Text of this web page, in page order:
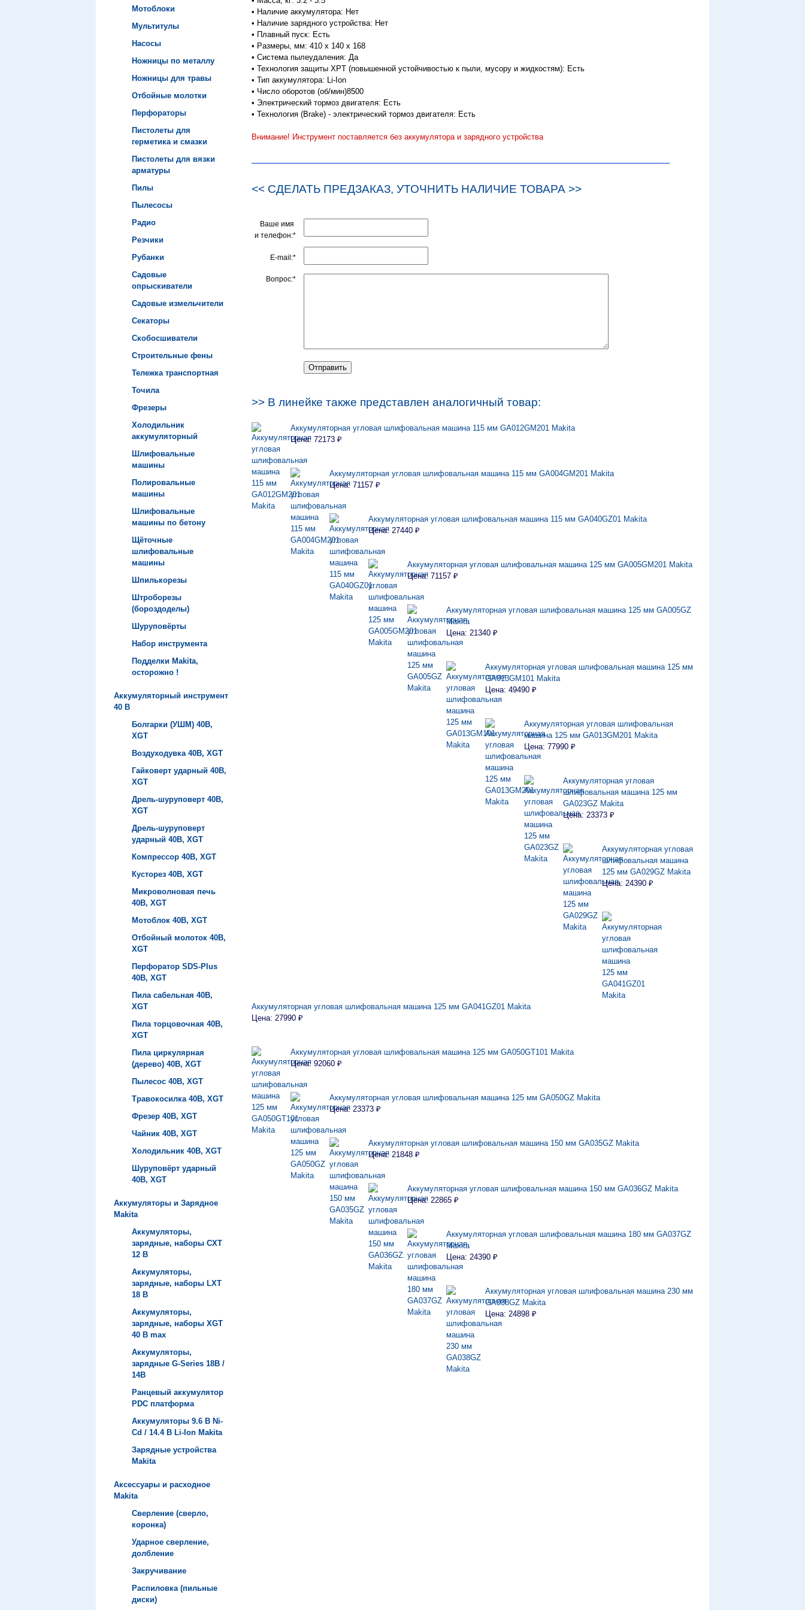
Мотоблоки
Мультитулы
Насосы
Ножницы по металлу
Ножницы для травы
Отбойные молотки
Перфораторы
Пистолеты для
герметика и смазки
Пистолеты для вязки
арматуры
Пилы
Пылесосы
Радио
Резчики
Рубанки
Садовые
опрыскиватели
Садовые измельчители
Секаторы
Скобосшиватели
Строительные фены
Тележка транспортная
Точила
Фрезеры
Холодильник
аккумуляторный
Шлифовальные
машины
Полировальные
машины
Шлифовальные
машины по бетону
Щёточные
шлифовальные
машины
Шпилькорезы
Штроборезы
(бороздоделы)
Шуруповёрты
Набор инструмента
Подделки Makita,
осторожно !
Аккумуляторный инструмент
40 B
Болгарки (УШМ) 40B,
XGT
Воздуходувка 40B, XGT
Гайковерт ударный 40B,
XGT
Дрель-шуруповерт 40B,
XGT
Дрель-шуруповерт
ударный 40B, XGT
Компрессор 40B, XGT
Кусторез 40B, XGT
Микроволновая печь
40B, XGT
Мотоблок 40B, XGT
Отбойный молоток 40B,
XGT
Перфоратор SDS-Plus
40B, XGT
Пила сабельная 40B,
XGT
Пила торцовочная 40B,
XGT
Пила циркулярная
(дерево) 40B, XGT
Пылесос 40B, XGT
Травокосилка 40B, XGT
Фрезер 40B, XGT
Чайник 40B, XGT
Холодильник 40B, XGT
Шуруповёрт ударный
40B, XGT
Аккумуляторы и Зарядное
Makita
Аккумуляторы,
зарядные, наборы СXT
12 В
Аккумуляторы,
зарядные, наборы LXT
18 В
Аккумуляторы,
зарядные, наборы XGT
40 В max
Аккумуляторы,
зарядные G-Series 18В /
14В
Ранцевый аккумулятор
PDC платформа
Аккумуляторы 9.6 В Ni-
Cd / 14.4 В Li-Ion Makita
Зарядные устройства
Мakita
Аксессуары и расходное
Makita
Сверление (сверло,
коронка)
Ударное сверление,
долбление
Закручивание
Распиловка (пильные
диски)
• Наличие аккумулятора: Нет
• Наличие зарядного устройства: Нет
• Плавный пуск: Есть
• Размеры, мм: 410 x 140 x 168
• Система пылеудаления: Да
• Технология защиты XPT (повышенной устойчивостью к пыли, мусору и жидкостям): Есть
• Тип аккумулятора: Li-Ion
• Число оборотов (об/мин)8500
• Электрический тормоз двигателя: Есть
• Технология (Brake) - электрический тормоз двигателя: Есть
Внимание! Инструмент поставляется без аккумулятора и зарядного устройства
<< СДЕЛАТЬ ПРЕДЗАКАЗ, УТОЧНИТЬ НАЛИЧИЕ ТОВАРА >>
Ваше имя
и телефон:*
E-mail:*
Вопрос:*
>> В линейке также представлен аналогичный товар:
Аккумуляторная угловая шлифовальная машина 115 мм GA012GM201 Makita
Цена: 72173 ₽
Аккумуляторная угловая шлифовальная машина 115 мм GA004GM201 Makita
Цена: 71157 ₽
Аккумуляторная угловая шлифовальная машина 115 мм GA040GZ01 Makita
Цена: 27440 ₽
Аккумуляторная угловая шлифовальная машина 125 мм GA005GM201 Makita
Цена: 71157 ₽
Аккумуляторная угловая шлифовальная машина 125 мм GA005GZ
Makita
Цена: 21340 ₽
Аккумуляторная угловая шлифовальная машина 125 мм
GA013GM101 Makita
Цена: 49490 ₽
Аккумуляторная угловая шлифовальная
машина 125 мм GA013GM201 Makita
Цена: 77990 ₽
Аккумуляторная угловая
шлифовальная машина 125 мм
GA023GZ Makita
Цена: 23373 ₽
Аккумуляторная угловая
шлифовальная машина
125 мм GA029GZ Makita
Цена: 24390 ₽
Аккумуляторная угловая шлифовальная машина 125 мм GA041GZ01 Makita
Цена: 27990 ₽
Аккумуляторная угловая шлифовальная машина 125 мм GA050GT101 Makita
Цена: 92060 ₽
Аккумуляторная угловая шлифовальная машина 125 мм GA050GZ Makita
Цена: 23373 ₽
Аккумуляторная угловая шлифовальная машина 150 мм GA035GZ Makita
Цена: 21848 ₽
Аккумуляторная угловая шлифовальная машина 150 мм GA036GZ Makita
Цена: 22865 ₽
Аккумуляторная угловая шлифовальная машина 180 мм GA037GZ
Makita
Цена: 24390 ₽
Аккумуляторная угловая шлифовальная машина 230 мм
GA038GZ Makita
Цена: 24898 ₽